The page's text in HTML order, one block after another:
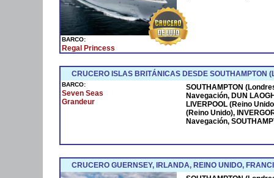
BARCO:
Regal Princess
CRUCERO ISLAS BRITÁNICAS DESDE SOUTHAMPTON
BARCO:
Seven Seas
Grandeur
SOUTHAMPTON
Navegación, DUN
LIVERPOOL (Reino
(Reino Unido),
Navegación,
CRUCERO GUERNSEY, IRLANDA, REINO UNIDO,